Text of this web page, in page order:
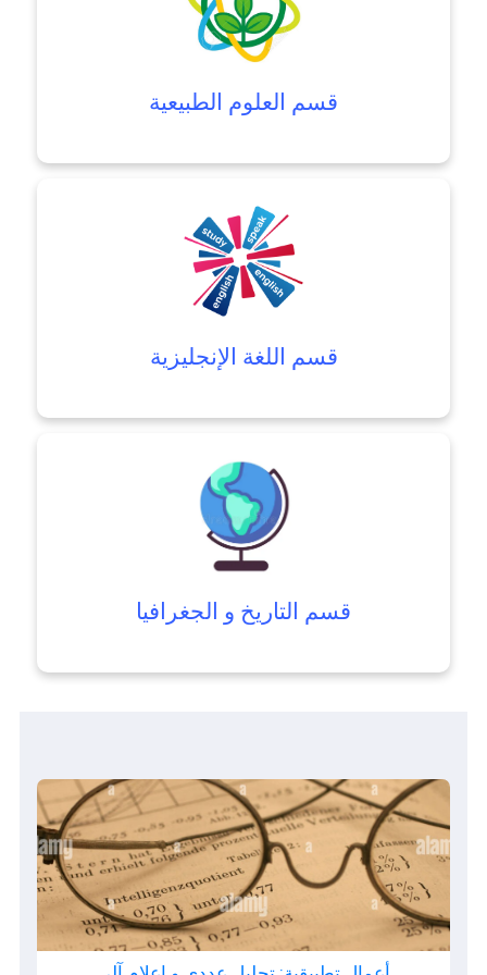
قسم العلوم الطبيعية
قسم اللغة الإنجليزية
قسم التاريخ و الجغرافيا